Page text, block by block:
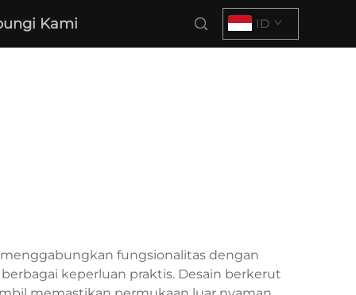
Kami ID
fungsionalitas dengan
keperluan praktis. Desain berkerut